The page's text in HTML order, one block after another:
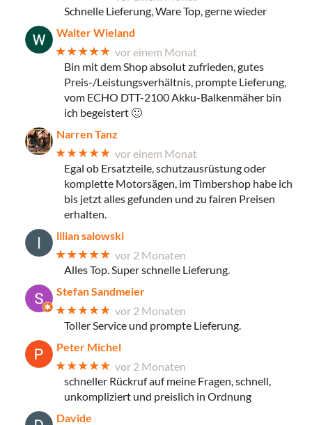
Schnelle Lieferung, Ware Top, gerne wieder
Walter Wieland
★★★★★ vor einem Monat
Bin mit dem Shop absolut zufrieden, gutes
Preis-/Leistungsverhältnis, prompte Lieferung,
vom ECHO DTT-2100 Akku-Balkenmäher bin
ich begeistert 🙂
Narren Tanz
★★★★★ vor einem Monat
Egal ob Ersatzteile, schutzausrüstung oder
komplette Motorsägen, im Timbershop habe ich
bis jetzt alles gefunden und zu fairen Preisen
erhalten.
lilian salowski
★★★★★ vor 2 Monaten
Alles Top. Super schnelle Lieferung.
Stefan Sandmeier
★★★★★ vor 2 Monaten
Toller Service und prompte Lieferung.
Peter Michel
★★★★★ vor 2 Monaten
schneller Rückruf auf meine Fragen, schnell,
unkompliziert und preislich in Ordnung
Davide